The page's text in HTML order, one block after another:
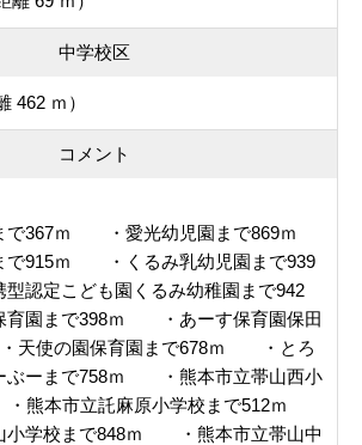
中学校区
462 ｍ）
コメント
で367ｍ ・愛光幼児園まで869ｍ
で915ｍ ・くるみ乳幼児園まで939
定こども園くるみ幼稚園まで942
園まで398ｍ ・あーす保育園保田
使の園保育園まで678ｍ ・とろ
ぶーまで758ｍ ・熊本市立帯山西小
熊本市立託麻原小学校まで512ｍ
小学校まで848ｍ ・熊本市立帯山中